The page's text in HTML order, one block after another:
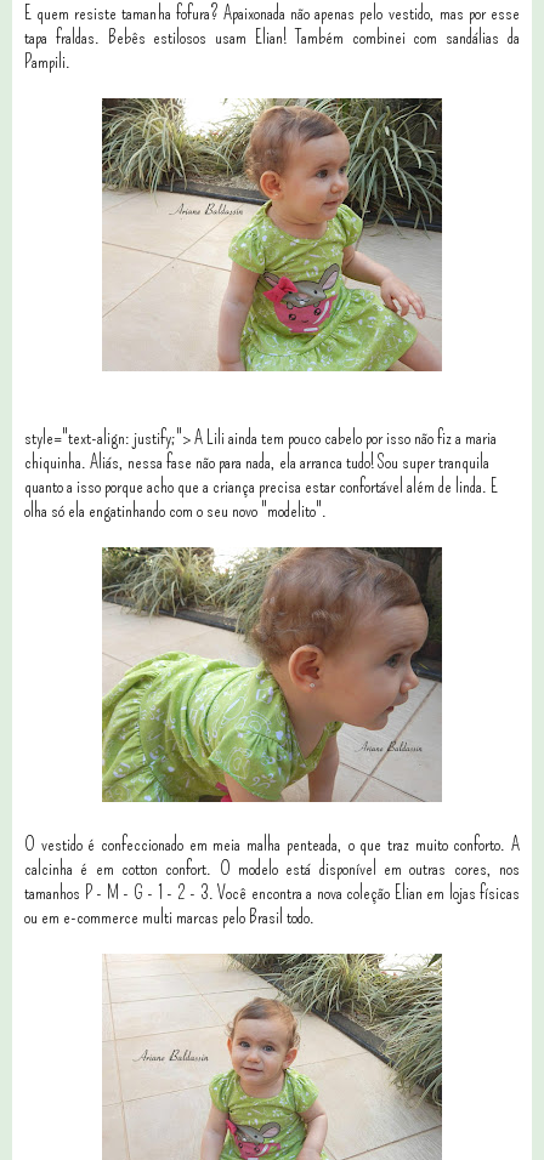
E quem resiste tamanha fofura? Apaixonada não apenas pelo vestido, mas por esse
tapa fraldas. Bebês estilosos usam Elian! Também combinei com sandálias da
Pampili.
style="text-align: justify;"> A Lili ainda tem pouco cabelo por isso não fiz a maria
chiquinha. Aliás, nessa fase não para nada, ela arranca tudo! Sou super tranquila
quanto a isso porque acho que a criança precisa estar confortável além de linda. E
olha só ela engatinhando com o seu novo "modelito".
O vestido é confeccionado em meia malha penteada, o que traz muito conforto. A
calcinha é em cotton confort. O modelo está disponível em outras cores, nos
tamanhos P - M - G - 1 - 2 - 3. Você encontra a nova coleção Elian em lojas físicas
ou em e-commerce multi marcas pelo Brasil todo.